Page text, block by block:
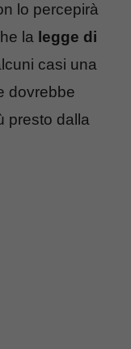
lo percepirà
la legge di
casi una
dovrebbe
presto dalla